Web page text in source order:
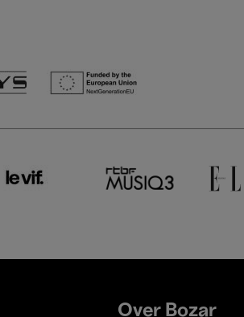
Footer
Over Bozar